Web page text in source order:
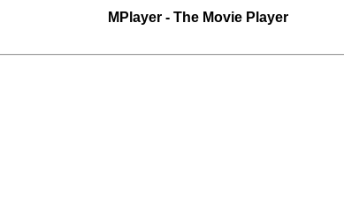
MPlayer - The Movie Player